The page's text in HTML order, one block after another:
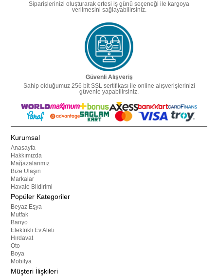
Siparişlerinizi oluşturarak ertesi iş günü seçeneği ile kargoya
verilmesini sağlayabilirsiniz.
Güvenli Alışveriş
Sahip olduğumuz 256 bit SSL sertifikası ile online alışverişlerinizi
güvenle yapabilirsiniz.
Kurumsal
Anasayfa
Hakkımızda
Mağazalarımız
Bize Ulaşın
Markalar
Havale Bildirimi
Popüler Kategoriler
Beyaz Eşya
Mutfak
Banyo
Elektrikli Ev Aleti
Hırdavat
Oto
Boya
Mobilya
Müşteri İlişkileri